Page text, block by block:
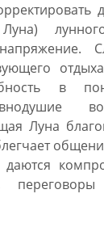
напряжение.
в
Луна
даются